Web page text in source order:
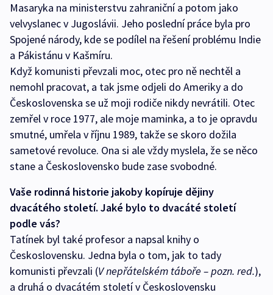
Masaryka na ministerstvu zahraniční a potom jako
velvyslanec v Jugoslávii. Jeho poslední práce byla pro
Spojené národy, kde se podílel na řešení problému Indie
a Pákistánu v Kašmíru.
Když komunisti převzali moc, otec pro ně nechtěl a
nemohl pracovat, a tak jsme odjeli do Ameriky a do
Československa se už moji rodiče nikdy nevrátili. Otec
zemřel v roce 1977, ale moje maminka, a to je opravdu
smutné, umřela v říjnu 1989, takže se skoro dožila
sametové revoluce. Ona si ale vždy myslela, že se něco
stane a Československo bude zase svobodné.
Vaše rodinná historie jakoby kopíruje dějiny
dvacátého století. Jaké bylo to dvacáté století
podle vás?
Tatínek byl také profesor a napsal knihy o
Československu. Jedna byla o tom, jak to tady
komunisti převzali (V nepřátelském táboře – pozn. red.),
a druhá o dvacátém století v Československu